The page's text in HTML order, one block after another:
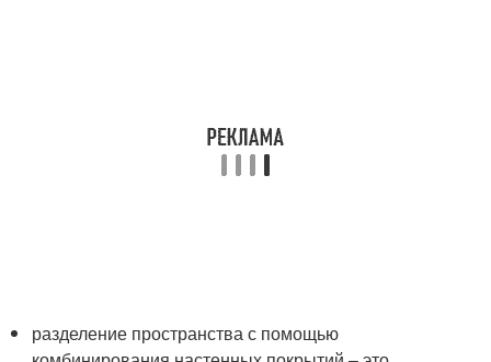
разделение пространства с помощью